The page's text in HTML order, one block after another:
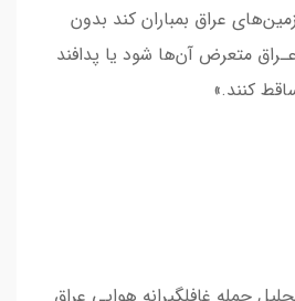
ﻋﺮاق ﺑﻤﺒﺎران ﮐﻨﺪ ﺑﺪون
ﻣﺘﻌﺮض آنﻫﺎ ﺷﻮد ﯾﺎ ﭘﺪاﻓﻨﺪ
ﮐﻨﻨﺪ.»